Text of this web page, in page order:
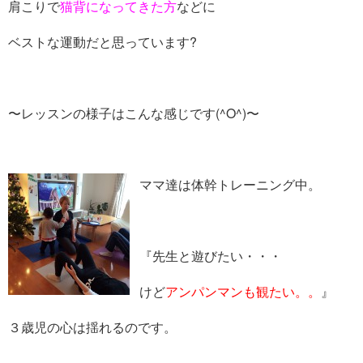
肩こりで猫背になってきた方などに
ベストな運動だと思っています?
〜レッスンの様子はこんな感じです(^O^)〜
ママ達は体幹トレーニング中。
『先生と遊びたい・・・
けどアンパンマンも観たい。。 』
３歳児の心は揺れるのです。